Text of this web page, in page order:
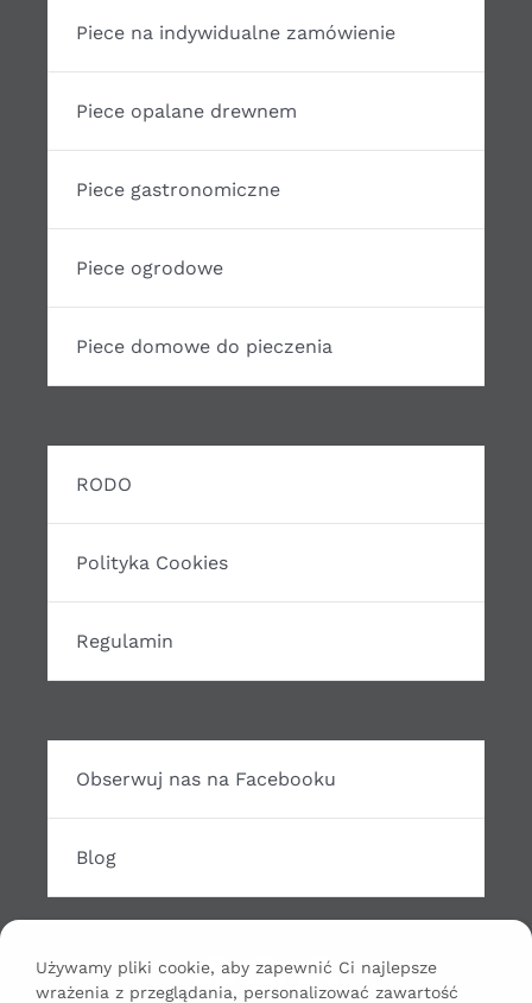
Piece na indywidualne zamówienie
Piece opalane drewnem
Piece gastronomiczne
Piece ogrodowe
Piece domowe do pieczenia
RODO
Polityka Cookies
Regulamin
Obserwuj nas na Facebooku
Blog
Używamy pliki cookie, aby zapewnić Ci najlepsze
wrażenia z przeglądania, personalizować zawartość